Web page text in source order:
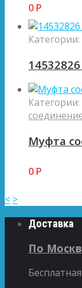
0 Р
Категории:
Категории:
Муфта
0 Р
< >
Доставка
По